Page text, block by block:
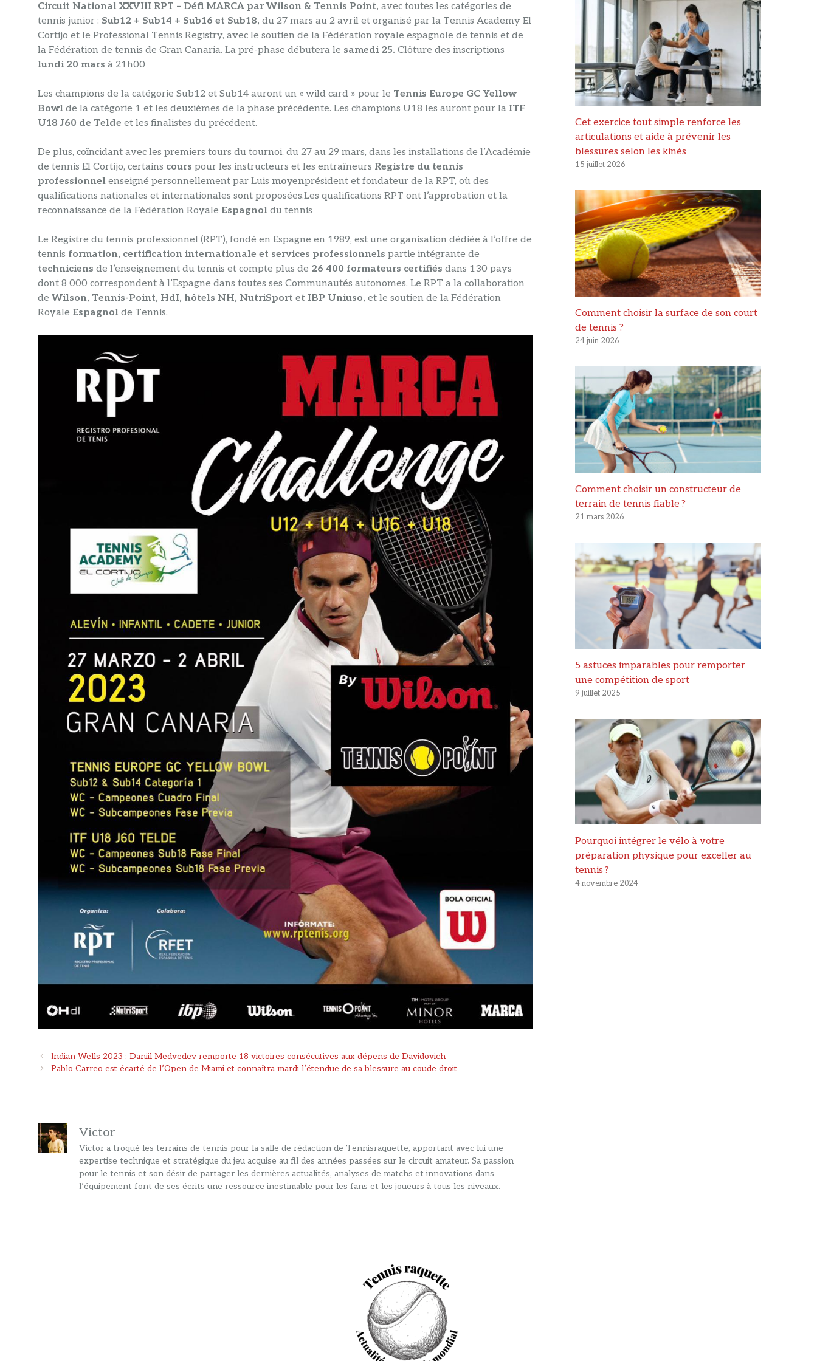
Circuit National XXVIII RPT – Défi MARCA par Wilson & Tennis Point, avec toutes les catégories de
tennis junior : Sub12 + Sub14 + Sub16 et Sub18, du 27 mars au 2 avril et organisé par la Tennis Academy El
Cortijo et le Professional Tennis Registry, avec le soutien de la Fédération royale espagnole de tennis et de
la Fédération de tennis de Gran Canaria. La pré-phase débutera le samedi 25. Clôture des inscriptions
lundi 20 mars à 21h00
Les champions de la catégorie Sub12 et Sub14 auront un « wild card » pour le Tennis Europe GC Yellow
Bowl de la catégorie 1 et les deuxièmes de la phase précédente. Les champions U18 les auront pour la ITF
U18 J60 de Telde et les finalistes du précédent.
De plus, coïncidant avec les premiers tours du tournoi, du 27 au 29 mars, dans les installations de l’Académie
de tennis El Cortijo, certains cours pour les instructeurs et les entraîneurs Registre du tennis
professionnel enseigné personnellement par Luis moyenprésident et fondateur de la RPT, où des
qualifications nationales et internationales sont proposées.Les qualifications RPT ont l’approbation et la
reconnaissance de la Fédération Royale Espagnol du tennis
Le Registre du tennis professionnel (RPT), fondé en Espagne en 1989, est une organisation dédiée à l’offre de
tennis formation, certification internationale et services professionnels partie intégrante de
techniciens de l’enseignement du tennis et compte plus de 26 400 formateurs certifiés dans 130 pays
dont 8 000 correspondent à l’Espagne dans toutes ses Communautés autonomes. Le RPT a la collaboration
de Wilson, Tennis-Point, HdI, hôtels NH, NutriSport et IBP Uniuso, et le soutien de la Fédération
Royale Espagnol de Tennis.
Navigation
des
Indian Wells 2023 : Daniil Medvedev remporte 18 victoires consécutives aux dépens de Davidovich
Pablo Carreo est écarté de l’Open de Miami et connaîtra mardi l’étendue de sa blessure au coude droit
Victor
Victor a troqué les terrains de tennis pour la salle de rédaction de Tennisraquette, apportant avec lui une
expertise technique et stratégique du jeu acquise au fil des années passées sur le circuit amateur. Sa passion
pour le tennis et son désir de partager les dernières actualités, analyses de matchs et innovations dans
l’équipement font de ses écrits une ressource inestimable pour les fans et les joueurs à tous les niveaux.
Cet exercice tout simple renforce les
articulations et aide à prévenir les
blessures selon les kinés
15 juillet 2026
Comment choisir la surface de son court
de tennis ?
24 juin 2026
Comment choisir un constructeur de
terrain de tennis fiable ?
21 mars 2026
5 astuces imparables pour remporter
une compétition de sport
9 juillet 2025
Pourquoi intégrer le vélo à votre
préparation physique pour exceller au
tennis ?
4 novembre 2024